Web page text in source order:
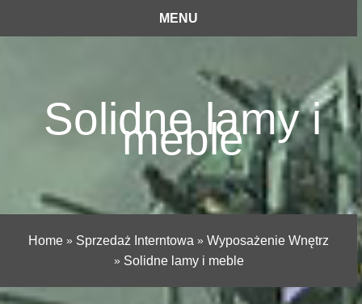
MENU
Solidne lamy i
meble
Home » Sprzedaż Interntowa » Wyposażenie Wnętrz
» Solidne lamy i meble